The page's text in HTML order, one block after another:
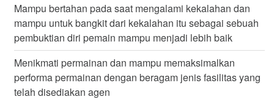
Mampu bertahan pada saat mengalami kekalahan dan
mampu untuk bangkit dari kekalahan itu sebagai sebuah
pembuktian diri pemain mampu menjadi lebih baik
Menikmati permainan dan mampu memaksimalkan
performa permainan dengan beragam jenis fasilitas yang
telah disediakan agen